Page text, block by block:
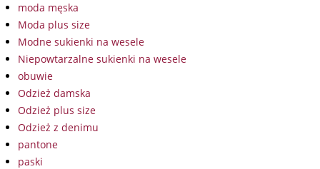
moda męska
Moda plus size
Modne sukienki na wesele
Niepowtarzalne sukienki na wesele
obuwie
Odzież damska
Odzież plus size
Odzież z denimu
pantone
paski